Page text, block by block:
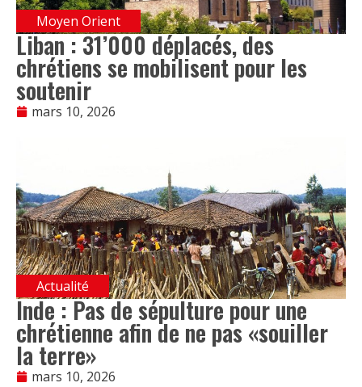
Moyen Orient
Liban : 31’000 déplacés, des
chrétiens se mobilisent pour les
soutenir
mars 10, 2026
Actualité
Inde : Pas de sépulture pour une
chrétienne afin de ne pas «souiller
la terre»
mars 10, 2026